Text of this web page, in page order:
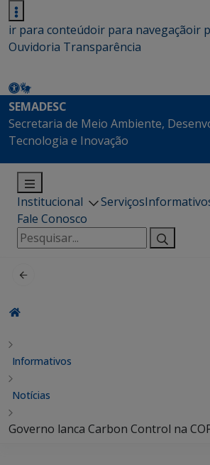
ir para conteúdoir para navegaçãoir
Ouvidoria Transparência
SEMADESC
Secretaria de Meio Ambiente,
Tecnologia e Inovação
Institucional Serviços
Fale Conosco
Pesquisar
por:
Informativos
Notícias
Governo lanca Carbon Control na